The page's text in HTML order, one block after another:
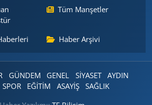
Tüm Manşetler
Haber Arşivi
GÜNDEM GENEL SİYASET
AYDIN
SPOR EĞİTİM ASAYİŞ
SAĞLIK